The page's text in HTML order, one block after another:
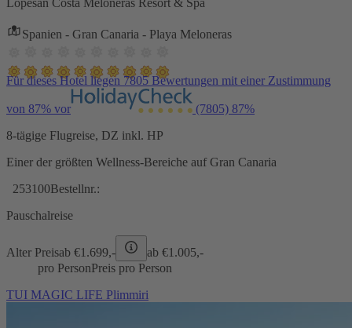
Spanien - Gran Canaria - Playa Meloneras
Für dieses Hotel liegen 7805 Bewertungen mit einer Zustimmung
von 87% vor (7805) 87%
8-tägige Flugreise, DZ inkl. HP
Einer der größten Wellness-Bereiche auf Gran Canaria
253100Bestellnr.:
Pauschalreise
Alter Preisab €1.699,- ab €1.005,-
pro PersonPreis pro Person
TUI MAGIC LIFE Plimmiri